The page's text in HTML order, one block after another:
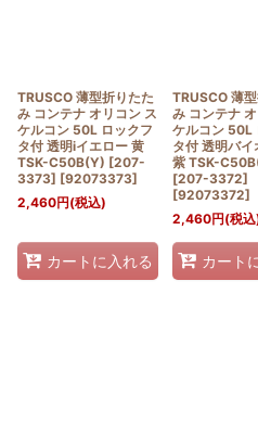
TRUSCO 薄型折りたた
み コンテナ オリコン ス
ケルコン 50L ロックフ
タ付 透明iイエロー 黄
TSK-C50B(Y) [207-
3373] [92073373]
2,460円(税込)
カートに入れる
TRUSCO 薄
み コンテナ
ケルコン 50L
タ付 透明バイ
紫 TSK-
[207-3372]
[92073372]
2,460円(税
カート